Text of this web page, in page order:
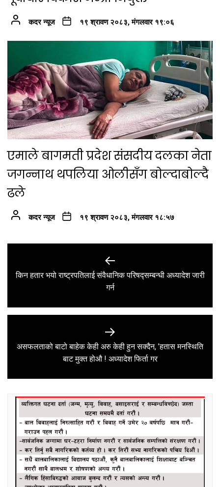
कदर न्यूज १९ श्रावण २०८३, मंगलवार १९:०६
एमाले बागमती प्रदेश संसदीय दलका नेता
जगन्नाथ थपलिया ओलीसँग बोल्दाबोल्दै
ढले
कदर न्यूज १९ श्रावण २०८३, मंगलवार १८:५७
navigation
Previous
post:
किन हतार भयो राष्ट्रपतिलाई संवैधानिक परिषद्सम्बन्धी अध्यादेश जारी
गर्न
Next
post:
असफलताको बाटो बाहेक केही अरु केही हुन सक्दैन, ’हतास मनस्थिति
बाट मुक्त होऔ ! अध्यादेश फिर्ता गर